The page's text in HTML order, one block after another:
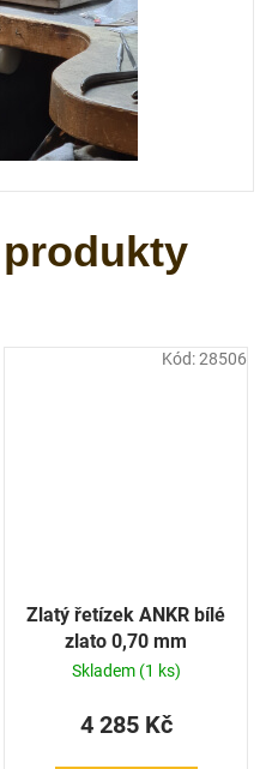
Zlatý řetízek ANKR bílé
zlato 0,70 mm
Skladem (1 ks)
4 285 Kč
Kód:28506